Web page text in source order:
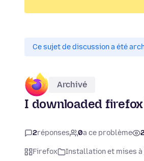
Ce sujet de discussion a été
Archivé
I downloaded
2réponses 0a ce problème
Firefox Installation et mises à